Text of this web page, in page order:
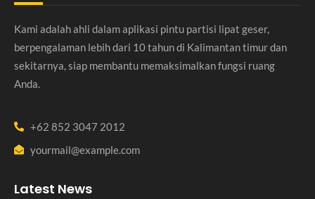
Kami adalah ahli dalam aplikasi pintu partisi lipat geser,
berpengalaman lebih dari 10 tahun di Kalimantan timur dan
sekitarnya, siap membantu memaksimalkan fungsi ruang
Anda.
+62 852 3047 2012
yourmail@example.com
Latest News